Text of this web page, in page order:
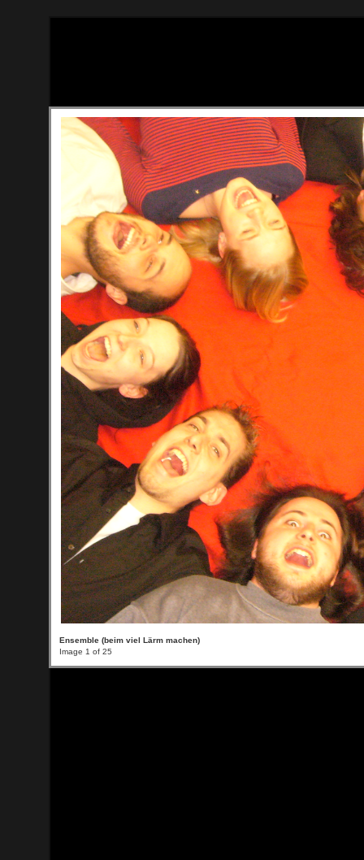
Ensemble (beim viel Lärm machen)
Image 1 of 25